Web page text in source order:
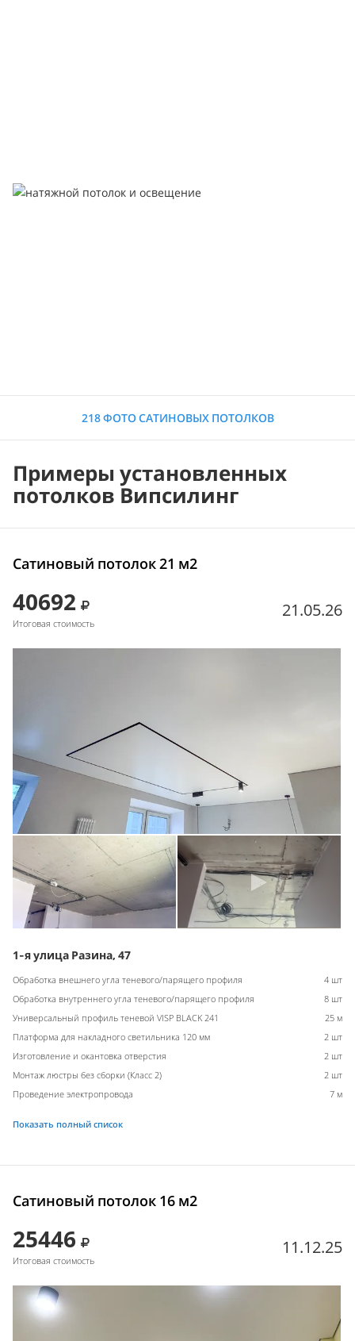
218 ФОТО САТИНОВЫХ ПОТОЛКОВ
Примеры установленных
потолков Випсилинг
Сатиновый потолок 21 м2
40692
Итоговая стоимость
21.05.26
1-я улица Разина, 47
Обработка внешнего угла теневого/парящего профиля
4 шт
Обработка внутреннего угла теневого/парящего профиля
8 шт
Универсальный профиль теневой VISP BLACK 241
25 м
Платформа для накладного светильника 120 мм
2 шт
Изготовление и окантовка отверстия
2 шт
Монтаж люстры без сборки (Класс 2)
2 шт
Проведение электропровода
7 м
Показать полный список
Сатиновый потолок 16 м2
25446
Итоговая стоимость
11.12.25